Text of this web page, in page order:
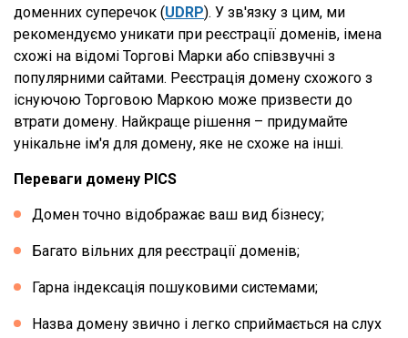
доменних суперечок (UDRP). У зв'язку з цим, ми
рекомендуємо уникати при реєстрації доменів, імена
схожі на відомі Торгові Марки або співзвучні з
популярними сайтами. Реєстрація домену схожого з
існуючою Торговою Маркою може призвести до
втрати домену. Найкраще рішення – придумайте
унікальне ім'я для домену, яке не схоже на інші.
Переваги домену PICS
Домен точно відображає ваш вид бізнесу;
Багато вільних для реєстрації доменів;
Гарна індексація пошуковими системами;
Назва домену звично і легко сприймається на слух